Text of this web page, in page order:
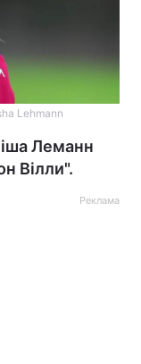
Lehmann
Леманн
Вілли".
Реклама